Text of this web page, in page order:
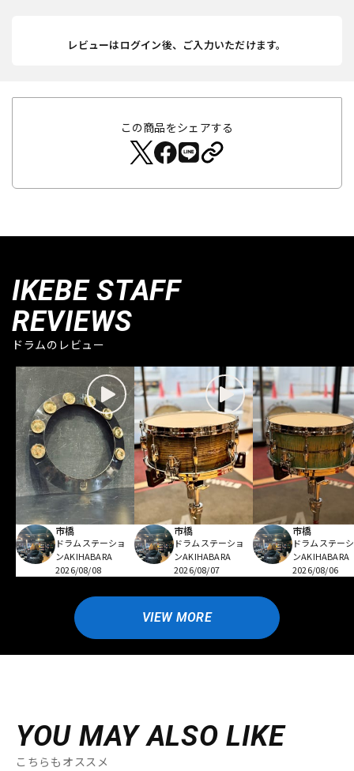
レビューはログイン後、ご入力いただけます。
この商品をシェアする
IKEBE STAFF
REVIEWS
ドラムのレビュー
市橋
ドラムステーショ
ンAKIHABARA
2026/08/08
市橋
ドラムステーショ
ンAKIHABARA
2026/08/07
市橋
ドラムステー
ンAKIHABARA
2026/08/06
VIEW MORE
YOU MAY ALSO LIKE
こちらもオススメ